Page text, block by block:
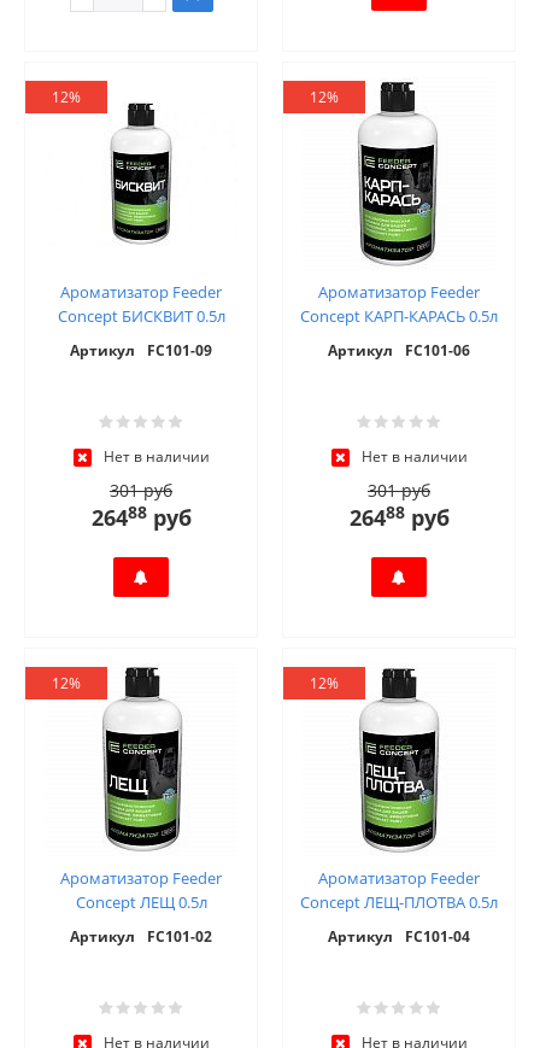
12%
Ароматизатор Feeder
Concept БИСКВИТ 0.5л
Артикул FC101-09
Нет в наличии
301 руб
26488руб
12%
Ароматизатор Feeder
Concept КАРП-КАРАСЬ 0.5л
Артикул FC101-06
Нет в наличии
301 руб
26488руб
12%
Ароматизатор Feeder
Concept ЛЕЩ 0.5л
Артикул FC101-02
Нет в наличии
12%
Ароматизатор Feeder
Concept ЛЕЩ-ПЛОТВА 0.5л
Артикул FC101-04
Нет в наличии